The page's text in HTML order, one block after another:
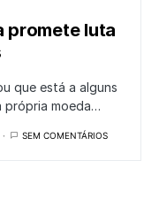
promete luta
que está a alguns
própria moeda…
SEM COMENTÁRIOS